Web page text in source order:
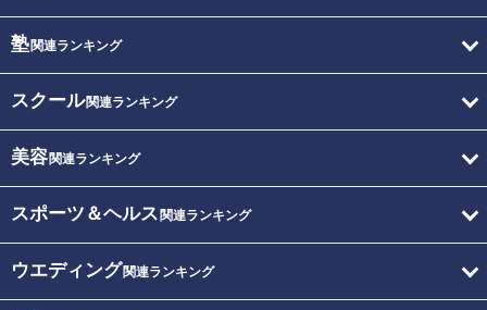
塾関連ランキング
スクール関連ランキング
美容関連ランキング
スポーツ＆ヘルス 関連ランキング
ウエディング関連ランキング